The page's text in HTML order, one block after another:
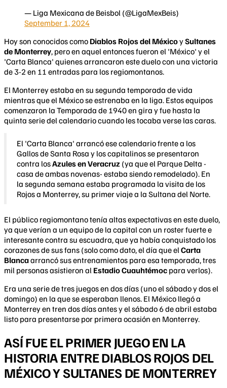
— Liga Mexicana de Beisbol (@LigaMexBeis)
September 1, 2024
Hoy son conocidos como Diablos Rojos del MéxicoySultanes
de Monterrey, pero en aquel entonces fueron el 'México' y el
'Carta Blanca' quienes arrancaron este duelo con una victoria
de 3-2 en 11 entradas para los regiomontanos.
El Monterrey estaba en su segunda temporada de vida
mientras que el México se estrenaba en la liga. Estos equipos
comenzaron la Temporada de 1940 en gira y fue hasta la
quinta serie del calendario cuando les tocaba verse las caras.
El 'Carta Blanca' arrancó ese calendario frente a los
Gallos de Santa Rosa y los capitalinos se presentaron
contra losAzules en Veracruz (ya que el Parque Delta -
casa de ambas novenas- estaba siendo remodelado). En
la segunda semana estaba programada la visita de los
Rojos a Monterrey, su primer viaje a la Sultana del Norte.
El público regiomontano tenía altas expectativas en este duelo,
ya que verían a un equipo de la capital con un roster fuerte e
interesante contra su escuadra, que ya había conquistado los
corazones de sus fans (solo como dato, el día que el Carta
Blancaarrancó sus entrenamientos para esa temporada, tres
mil personas asistieron al Estadio Cuauhtémoc para verlos).
Era una serie de tres juegos en dos días (uno el sábado y dos el
domingo) en la que se esperaban llenos. El México llegó a
Monterrey en tren dos días antes y el sábado 6 de abril estaba
listo para presentarse por primera ocasión en Monterrey.
ASÍ FUE EL PRIMER JUEGO EN LA
HISTORIA ENTRE DIABLOS ROJOS DEL
MÉXICO Y SULTANES DE MONTERREY